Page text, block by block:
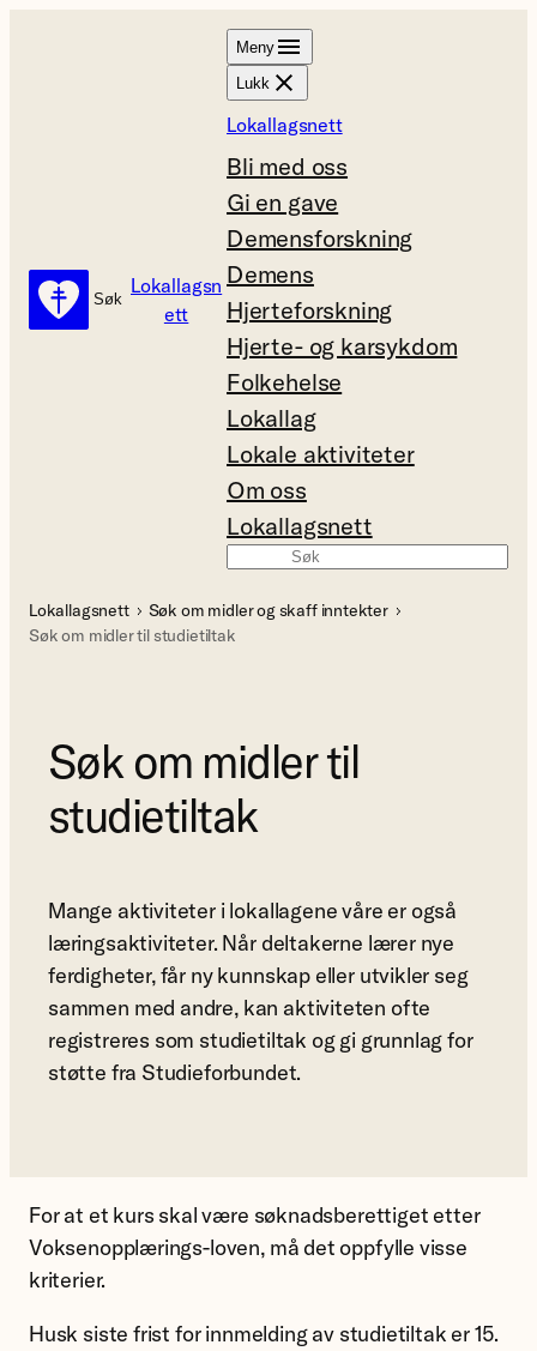
Søk
Søk
Lokallagsn
ett
Meny
Lukk
Lokallagsnett
Bli med oss
Gi en gave
Demensforskning
Demens
Hjerteforskning
Hjerte- og karsykdom
Folkehelse
Lokallag
Lokale aktiviteter
Om oss
Lokallagsnett
Lokallagsnett
Søk om midler og skaff inntekter
Søk om midler til studietiltak
Søk om midler til
studietiltak
Mange aktiviteter i lokallagene våre er også
læringsaktiviteter. Når deltakerne lærer nye
ferdigheter, får ny kunnskap eller utvikler seg
sammen med andre, kan aktiviteten ofte
registreres som studietiltak og gi grunnlag for
støtte fra Studieforbundet.
For at et kurs skal være søknadsberettiget etter
Voksenopplærings-loven, må det oppfylle visse
kriterier.
Husk siste frist for innmelding av studietiltak er 15.